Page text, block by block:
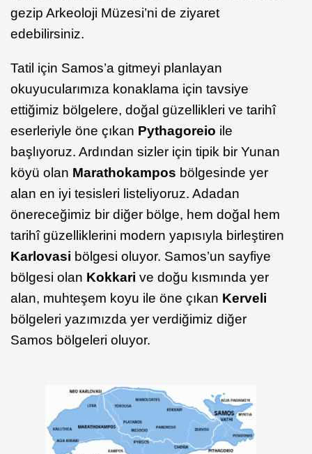
gezip Arkeoloji Müzesi’ni de ziyaret
edebilirsiniz.
Tatil için Samos’a gitmeyi planlayan
okuyucularımıza konaklama için tavsiye
ettiğimiz bölgelere, doğal güzellikleri ve tarihî
eserleriyle öne çıkan Pythagoreio ile
başlıyoruz. Ardından sizler için tipik bir Yunan
köyü olan Marathokampos bölgesinde yer
alan en iyi tesisleri listeliyoruz. Adadan
önereceğimiz bir diğer bölge, hem doğal hem
tarihî güzelliklerini modern yapısıyla birleştiren
Karlovasi bölgesi oluyor. Samos’un sayfiye
bölgesi olan Kokkari ve doğu kısmında yer
alan, muhteşem koyu ile öne çıkan Kerveli
bölgeleri yazımızda yer verdiğimiz diğer
Samos bölgeleri oluyor.